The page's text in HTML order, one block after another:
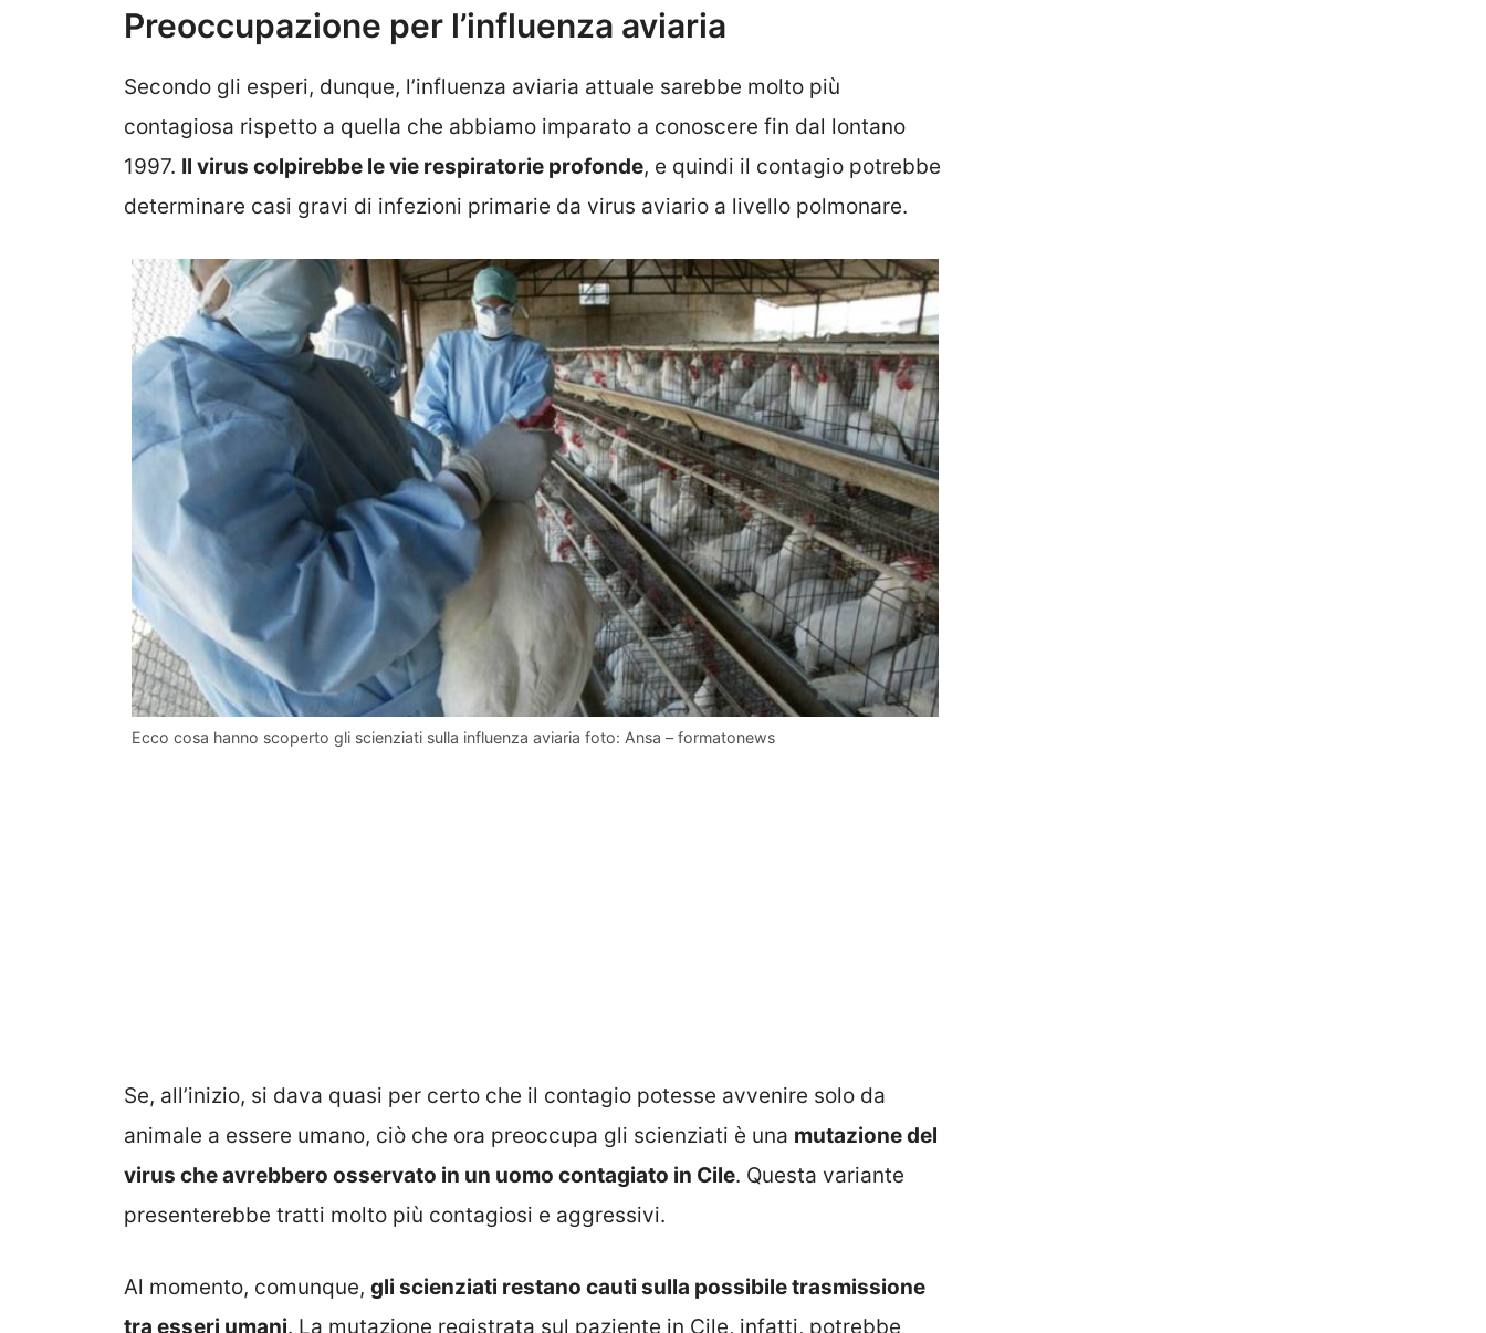
Preoccupazione per l’influenza aviaria
Secondo gli esperi, dunque, l’influenza aviaria attuale sarebbe molto più
contagiosa rispetto a quella che abbiamo imparato a conoscere fin dal lontano
1997. Il virus colpirebbe le vie respiratorie profonde, e quindi il contagio potrebbe
determinare casi gravi di infezioni primarie da virus aviario a livello polmonare.
Ecco cosa hanno scoperto gli scienziati sulla influenza aviaria foto: Ansa – formatonews
Se, all’inizio, si dava quasi per certo che il contagio potesse avvenire solo da
animale a essere umano, ciò che ora preoccupa gli scienziati è una mutazione del
virus che avrebbero osservato in un uomo contagiato in Cile. Questa variante
presenterebbe tratti molto più contagiosi e aggressivi.
Al momento, comunque, gli scienziati restano cauti sulla possibile trasmissione
tra esseri umani. La mutazione registrata sul paziente in Cile, infatti, potrebbe